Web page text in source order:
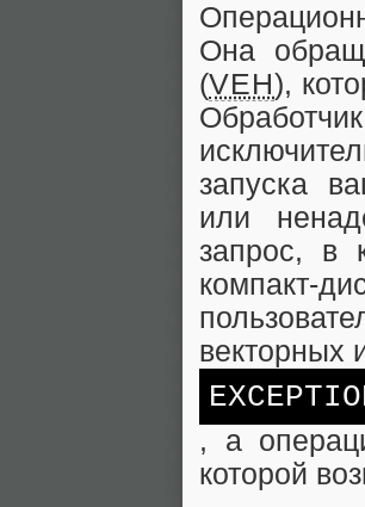
Она
(VEH),
запуска
или
запрос, в
компакт-
векторных
E
, а
которой